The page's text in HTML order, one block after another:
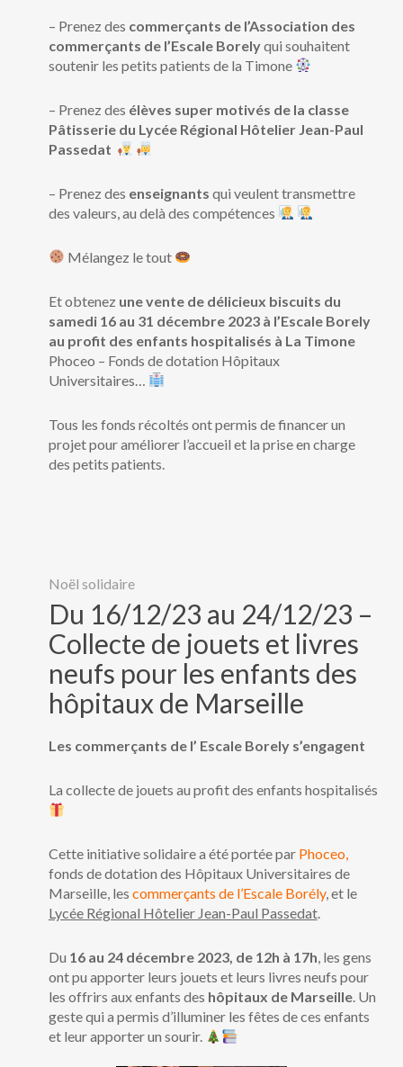
– Prenez des commerçants de l’Association des
commerçants de l’Escale Borelyqui souhaitent
soutenir les petits patients de la Timone
– Prenez des élèves super motivés de la classe
Pâtisserie du Lycée Régional Hôtelier Jean-Paul
Passedat
– Prenez des enseignants qui veulent transmettre
des valeurs, au delà des compétences
Mélangez le tout
Et obtenez une vente de délicieux biscuits du
samedi 16 au 31 décembre 2023 à l’Escale Borely
au profit des enfants hospitalisés à La Timone
Phoceo – Fonds de dotation Hôpitaux
Universitaires…
Tous les fonds récoltés ont permis de financer un
projet pour améliorer l’accueil et la prise en charge
des petits patients.
Noël solidaire
Du 16/12/23 au 24/12/23 –
Collecte de jouets et livres
neufs pour les enfants des
hôpitaux de Marseille
Les commerçants de l’ Escale Borely s’engagent
La collecte de jouets au profit des enfants hospitalisés
Cette initiative solidaire a été portée parPhoceo,
fonds de dotation des Hôpitaux Universitaires de
Marseille, les commerçants de l’Escale Borély, et le
Lycée Régional Hôtelier Jean-Paul Passedat.
Du 16 au 24 décembre 2023, de 12h à 17h, les gens
ont pu apporter leurs jouets et leurs livres neufs pour
les offrirs aux enfants des hôpitaux de Marseille. Un
geste qui a permis d’illuminer les fêtes de ces enfants
et leur apporter un sourir.